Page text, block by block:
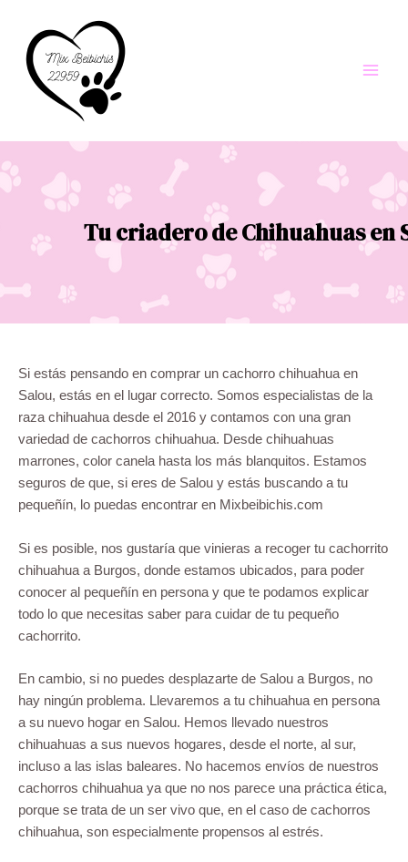
contenido
Tu criadero de Chihuahuas en
Si estás pensando en comprar un cachorro chihuahua en
Salou, estás en el lugar correcto. Somos especialistas de la
raza chihuahua desde el 2016 y contamos con una gran
variedad de cachorros chihuahua. Desde chihuahuas
marrones, color canela hasta los más blanquitos. Estamos
seguros de que, si eres de Salou y estás buscando a tu
pequeñín, lo puedas encontrar en Mixbeibichis.com
Si es posible, nos gustaría que vinieras a recoger tu cachorrito
chihuahua a Burgos, donde estamos ubicados, para poder
conocer al pequeñín en persona y que te podamos explicar
todo lo que necesitas saber para cuidar de tu pequeño
cachorrito.
En cambio, si no puedes desplazarte de Salou a Burgos, no
hay ningún problema. Llevaremos a tu chihuahua en persona
a su nuevo hogar en Salou. Hemos llevado nuestros
chihuahuas a sus nuevos hogares, desde el norte, al sur,
incluso a las islas baleares. No hacemos envíos de nuestros
cachorros chihuahua ya que no nos parece una práctica ética,
porque se trata de un ser vivo que, en el caso de cachorros
chihuahua, son especialmente propensos al estrés.